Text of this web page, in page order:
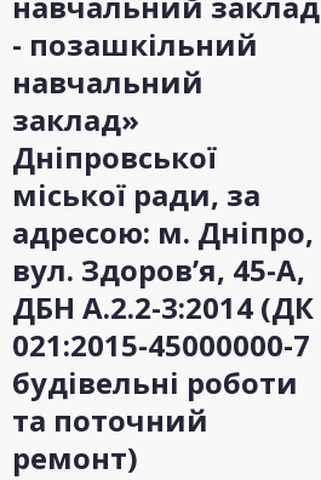
- позашкільний
навчальний
заклад»
Дніпровської
міської ради, за
адресою: м. Дніпро,
вул. Здоров’я, 45-А,
ДБН А.2.2-3:2014 (ДК
021:2015-45000000-7
будівельні роботи
та поточний
ремонт)